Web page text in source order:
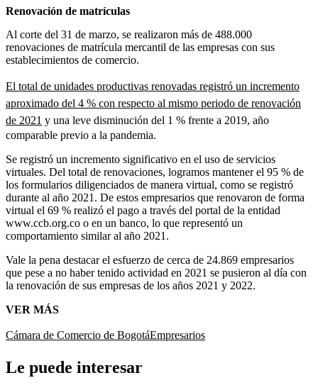
Renovación de matrículas
Al corte del 31 de marzo, se realizaron más de 488.000
renovaciones de matrícula mercantil de las empresas con sus
establecimientos de comercio.
El total de unidades productivas renovadas registró un incremento
aproximado del 4 % con respecto al mismo periodo de renovación
de 2021 y una leve disminución del 1 % frente a 2019, año
comparable previo a la pandemia.
Se registró un incremento significativo en el uso de servicios
virtuales. Del total de renovaciones, logramos mantener el 95 % de
los formularios diligenciados de manera virtual, como se registró
durante al año 2021. De estos empresarios que renovaron de forma
virtual el 69 % realizó el pago a través del portal de la entidad
www.ccb.org.co o en un banco, lo que representó un
comportamiento similar al año 2021.
Vale la pena destacar el esfuerzo de cerca de 24.869 empresarios
que pese a no haber tenido actividad en 2021 se pusieron al día con
la renovación de sus empresas de los años 2021 y 2022.
VER MÁS
Cámara de Comercio de BogotáEmpresarios
Le puede interesar